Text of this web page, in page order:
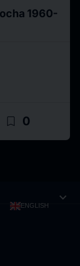
1960-
bookmark_border 0
ENGLISH expand_more